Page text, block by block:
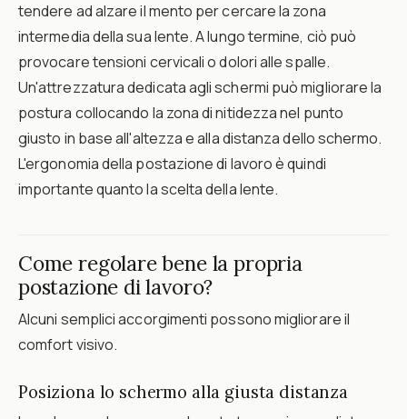
tendere ad alzare il mento per cercare la zona
intermedia della sua lente. A lungo termine, ciò può
provocare tensioni cervicali o dolori alle spalle.
Un'attrezzatura dedicata agli schermi può migliorare la
postura collocando la zona di nitidezza nel punto
giusto in base all'altezza e alla distanza dello schermo.
L'ergonomia della postazione di lavoro è quindi
importante quanto la scelta della lente.
Come regolare bene la propria
postazione di lavoro?
Alcuni semplici accorgimenti possono migliorare il
comfort visivo.
Posiziona lo schermo alla giusta distanza